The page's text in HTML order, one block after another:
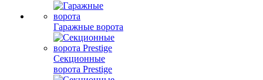
Гаражные ворота
Секционные
ворота Prestige